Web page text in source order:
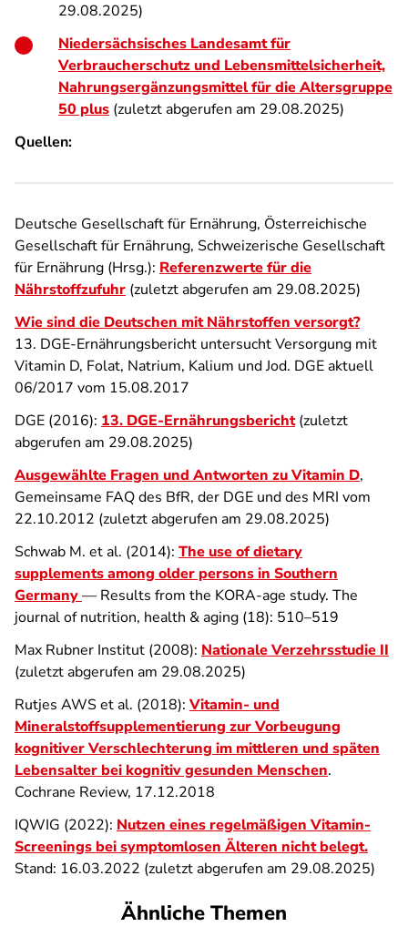
29.08.2025)
Niedersächsisches Landesamt für
Verbraucherschutz und Lebensmittelsicherheit,
Nahrungsergänzungsmittel für die Altersgruppe
50 plus (zuletzt abgerufen am 29.08.2025)
Quellen:
Deutsche Gesellschaft für Ernährung, Österreichische
Gesellschaft für Ernährung, Schweizerische Gesellschaft
für Ernährung (Hrsg.): Referenzwerte für die
Nährstoffzufuhr (zuletzt abgerufen am 29.08.2025)
Wie sind die Deutschen mit Nährstoffen versorgt?
13. DGE-Ernährungsbericht untersucht Versorgung mit
Vitamin D, Folat, Natrium, Kalium und Jod. DGE aktuell
06/2017 vom 15.08.2017
DGE (2016): 13. DGE-Ernährungsbericht(zuletzt
abgerufen am 29.08.2025)
Ausgewählte Fragen und Antworten zu Vitamin D,
Gemeinsame FAQ des BfR, der DGE und des MRI vom
22.10.2012 (zuletzt abgerufen am 29.08.2025)
Schwab M. et al. (2014): The use of dietary
supplements among older persons in Southern
Germany— Results from the KORA-age study. The
journal of nutrition, health & aging (18): 510–519
Max Rubner Institut (2008): Nationale Verzehrsstudie II
(zuletzt abgerufen am 29.08.2025)
Rutjes AWS et al. (2018): Vitamin- und
Mineralstoffsupplementierung zur Vorbeugung
kognitiver Verschlechterung im mittleren und späten
Lebensalter bei kognitiv gesunden Menschen.
Cochrane Review, 17.12.2018
IQWIG (2022): Nutzen eines regelmäßigen Vitamin-
Screenings bei symptomlosen Älteren nicht belegt.
Stand: 16.03.2022 (zuletzt abgerufen am 29.08.2025)
Ähnliche Themen